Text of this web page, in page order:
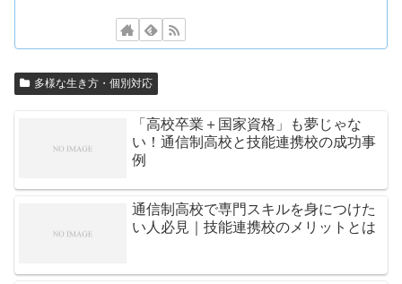
多様な生き方・個別対応
「高校卒業＋国家資格」も夢じゃな
い！通信制高校と技能連携校の成功事
例
通信制高校で専門スキルを身につけた
い人必見｜技能連携校のメリットとは